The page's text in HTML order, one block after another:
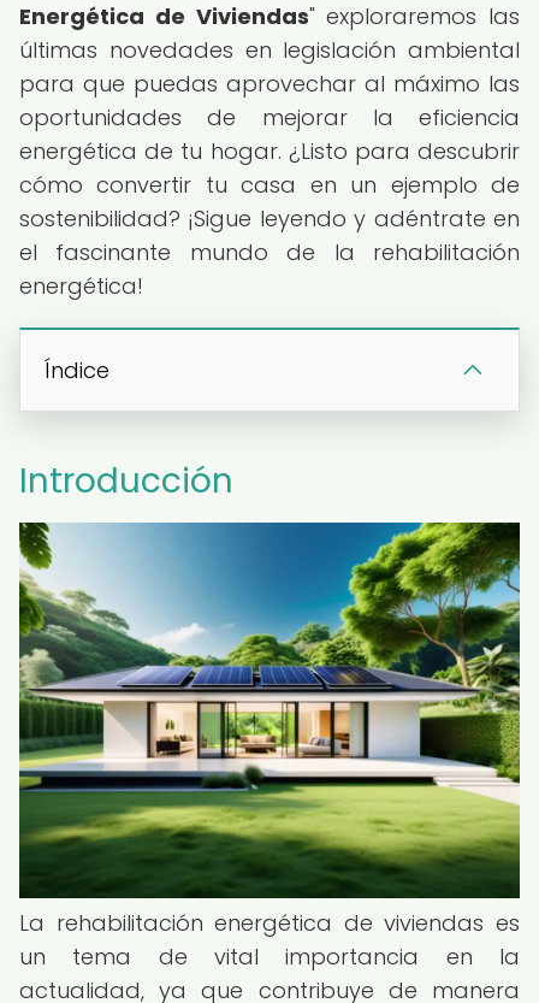
Energética de Viviendas" exploraremos las
últimas novedades en legislación ambiental
para que puedas aprovechar al máximo las
oportunidades de mejorar la eficiencia
energética de tu hogar. ¿Listo para descubrir
cómo convertir tu casa en un ejemplo de
sostenibilidad? ¡Sigue leyendo y adéntrate en
el fascinante mundo de la rehabilitación
energética!
Índice
Introducción
La rehabilitación energética de viviendas es
un tema de vital importancia en la
actualidad, ya que contribuye de manera